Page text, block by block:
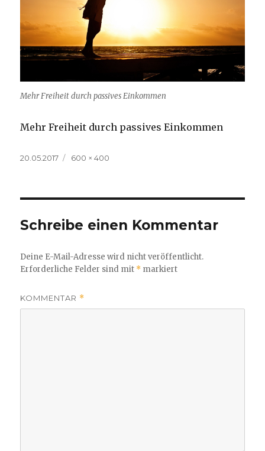
Mehr Freiheit durch passives Einkommen
Mehr Freiheit durch passives Einkommen
Veröffentlicht
20.05.2017
Volle
600 × 400
Schreibe einen Kommentar
Deine E-Mail-Adresse wird nicht veröffentlicht.
Erforderliche Felder sind mit * markiert
KOMMENTAR *